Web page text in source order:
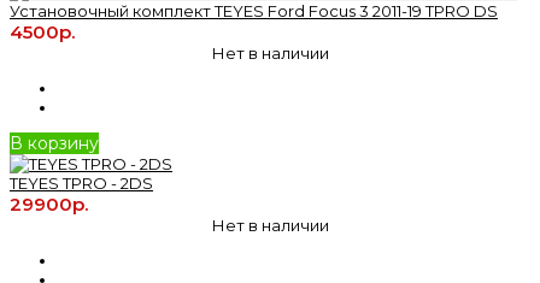
Установочный комплект TEYES Ford Focus 3 2011-19 TPRO DS
4500р.
Нет в наличии
В корзину
TEYES TPRO - 2DS
29900р.
Нет в наличии